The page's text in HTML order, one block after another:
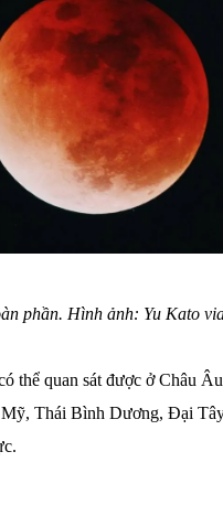
phần. Hình ảnh: Yu Kato
thể quan sát được ở Châu
Thái Bình Dương, Đại